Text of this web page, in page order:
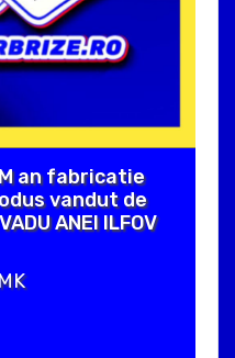
an fabricatie
vandut de
ANEI ILFOV